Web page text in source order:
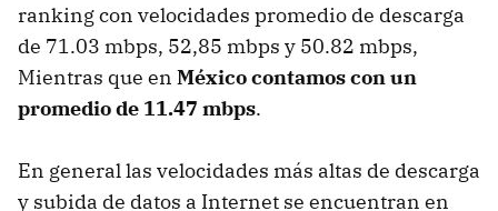
ranking con velocidades promedio de descarga
de 71.03 mbps, 52,85 mbps y 50.82 mbps,
Mientras que en México contamos con un
promedio de 11.47 mbps.
En general las velocidades más altas de descarga
y subida de datos a Internet se encuentran en